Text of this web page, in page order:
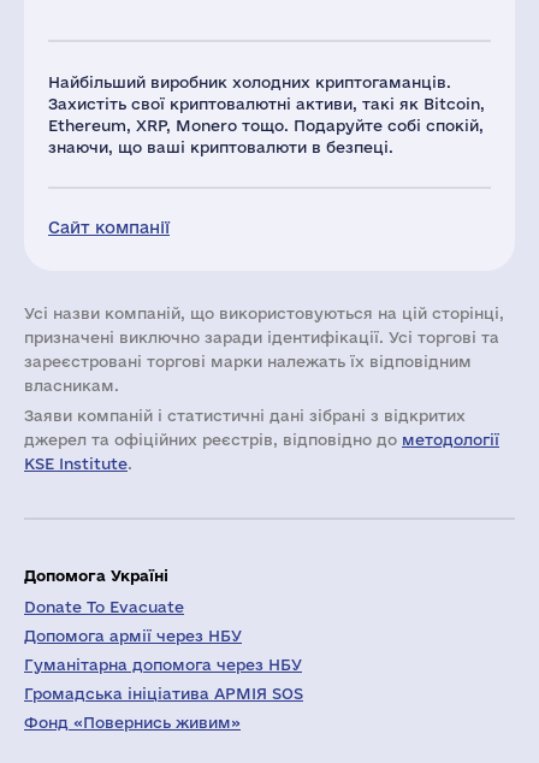
Найбільший виробник холодних криптогаманців.
Захистіть свої криптовалютні активи, такі як Bitcoin,
Ethereum, XRP, Monero тощо. Подаруйте собі спокій,
знаючи, що ваші криптовалюти в безпеці.
Сайт компанії
Усі назви компаній, що використовуються на цій сторінці,
призначені виключно заради ідентифікації. Усі торгові та
зареєстровані торгові марки належать їх відповідним
власникам.
Заяви компаній i статистичні дані зібрані з відкритих
джерел та офіційних реєстрів, відповідно до методології
KSE Institute.
Допомога Україні
Donate To Evacuate
Допомога армії через НБУ
Гуманітарна допомога через НБУ
Громадська ініціатива АРМІЯ SOS
Фонд «Повернись живим»